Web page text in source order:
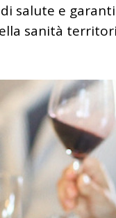
salute e
sanità